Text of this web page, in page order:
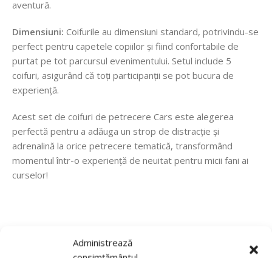
Administrează
aventură.
Dimensiuni: Coifurile au dimensiuni standard, potrivindu-se
perfect pentru capetele copiilor și fiind confortabile de
purtat pe tot parcursul evenimentului. Setul include 5
coifuri, asigurând că toți participanții se pot bucura de
experiență.
Acest set de coifuri de petrecere Cars este alegerea
perfectă pentru a adăuga un strop de distracție și
adrenalină la orice petrecere tematică, transformând
momentul într-o experiență de neuitat pentru micii fani ai
curselor!
Recenzii de la clienti